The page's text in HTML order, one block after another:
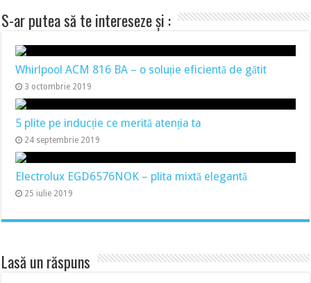
S-ar putea să te intereseze și :
Whirlpool ACM 816 BA – o soluție eficientă de gătit
3 octombrie 2019
5 plite pe inducție ce merită atenția ta
24 septembrie 2019
Electrolux EGD6576NOK – plita mixtă elegantă
25 iulie 2019
Lasă un răspuns